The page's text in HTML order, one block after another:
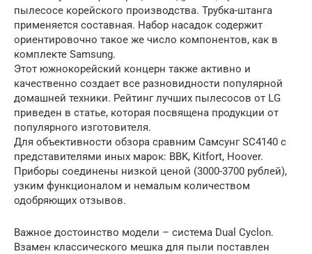
пылесосе корейского производства. Трубка-штанга
применяется составная. Набор насадок содержит
ориентировочно такое же число компонентов, как в
комплекте Samsung.
Этот южнокорейский концерн также активно и
качественно создает все разновидности популярной
домашней техники. Рейтинг лучших пылесосов от LG
приведен в статье, которая посвящена продукции от
популярного изготовителя.
Для объективности обзора сравним Самсунг SC4140 с
представителями иных марок: BBK, Kitfort, Hoover.
Приборы соединены низкой ценой (3000-3700 рублей),
узким функционалом и немалым количеством
одобряющих отзывов.
Важное достоинство модели – система Dual Cyclon.
Взамен классического мешка для пыли поставлен